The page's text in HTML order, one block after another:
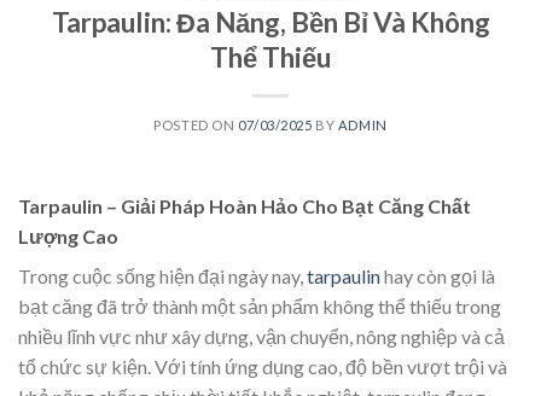
Tarpaulin: Đa Năng, Bền Bỉ Và Không
Thể Thiếu
POSTED ON 07/03/2025 BY ADMIN
Tarpaulin – Giải Pháp Hoàn Hảo Cho Bạt Căng Chất
Lượng Cao
Trong cuộc sống hiện đại ngày nay, tarpaulinhay còn gọi là
bạt căng đã trở thành một sản phẩm không thể thiếu trong
nhiều lĩnh vực như xây dựng, vận chuyển, nông nghiệp và cả
tổ chức sự kiện. Với tính ứng dụng cao, độ bền vượt trội và